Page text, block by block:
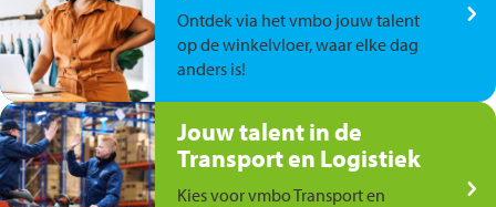
Ontdek via het vmbo jouw talent
op de winkelvloer, waar elke dag
anders is!
Jouw talent in de
Transport en Logistiek
Kies voor vmbo Transport en